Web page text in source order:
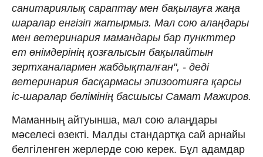
санитариялық сараптау мен бақылауға жаңа
шаралар енгізіп жатырмыз. Мал сою алаңдары
мен ветеринария мамандары бар пункттер
ет өнімдерінің қозғалысын бақылайтын
зертханалармен жабдықталған", - деді
ветеринария басқармасы эпизоотияға қарсы
іс-шаралар бөлімінің басшысы Самат Мажиров.
Маманның айтуынша, мал сою алаңдары
мәселесі өзекті. Малды стандартқа сай арнайы
белгіленген жерлерде сою керек. Бұл адамдар